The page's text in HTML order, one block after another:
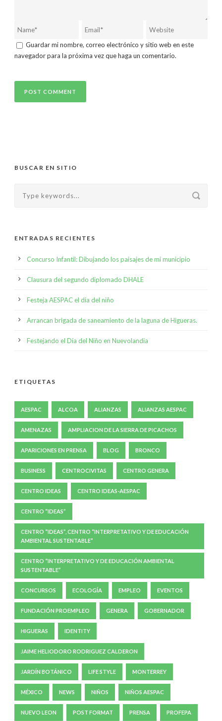
Guardar mi nombre, correo electrónico y sitio web en este
navegador para la próxima vez que haga un comentario.
BUSCAR EN SITIO
ENTRADAS RECIENTES
Concurso Infantil: Dibujando los paisajes de mi municipio
Clausura del segundo diplomado DHALE
Festeja AESPAC el dia del niño
Arrancan brigada de saneamiento de la laguna de Higueras.
Festejando el Día del Niño en Nuevolandia
ETIQUETAS
AESPAC ALCOA ALIANZAS ALIANZAS AESPAC
AMENAZAS AMPLIACION DE LA SIERRA DE PICACHOS
APARICIONES EN PRENSA BLOG BRONCO
BUSINESS CENTROCIVITAS CENTRO GENERA
CENTRO IDEAS CENTRO IDEAS-AESPAC
CENTRO “IDEAS”
CENTRO “IDEAS”, CENTRO “INTERPRETATIVO Y DE EDUCACIÓN
AMBIENTAL SUSTENTABLE”
CENTRO “INTERPRETATIVO Y DE EDUCACIÓN AMBIENTAL
SUSTENTABLE”
CONCURSOS ECOLOGÍA EMPLEO EVENTOS
FUNDACIÓN PROEMPLEO GENERA GOBERNADOR
HIGUERAS IDENTITY
JAIME HELIODORO RODRIGUEZ CALDERON
JARDÍN BOTÁNICO LIFE STYLE MONTERREY
MÉXICO NEWS NIÑOS NIÑOS AESPAC
NUEVO LEON POST FORMAT PRENSA PROFEPA